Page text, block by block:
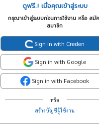
ดูฟรี..! เมื่อคุณเข้าสู่ระบบ
กรุณาเข้าสู่ระบบก่อนการใช้งาน หรือ สมั
สมาชิก
Sign in with Creden
Sign in with Google
Sign in with Facebook
หรือ
สร้างบัญชีผู้ใช้งาน